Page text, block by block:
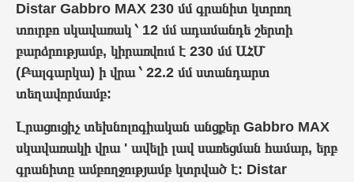
Distar Gabbro MAX 230 մմ գրանիտ կտրող
տուրբո սկավառակ ՝ 12 մմ ադամանդե շերտի
բարձրությամբ, կիրառվում է 230 մմ ԱՀՄ
(Բալգարկա) իվրա ՝ 22.2 մմ ստանդարտ
տեղավորմամբ:
Լրացուցիչ տեխնոլոգիական անցքեր Gabbro MAX
սկավառակի վրա ' ավելի լավ սառեցման համար, երբ
գրանիտը ամբողջությամբ կտրված է: Distar